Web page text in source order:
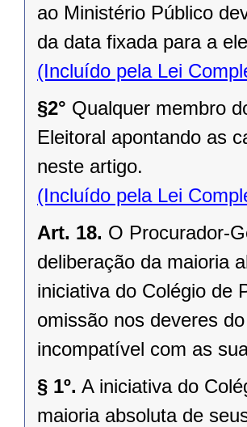
ao Ministério Público
da data fixada para a
(Incluído pela Lei
§2° Qualquer membro
Eleitoral apontando as
neste artigo.
(Incluído pela Lei
Art. 18. O Procurador-
deliberação da maioria
iniciativa do Colégio de
omissão nos deveres
incompatível com as
§ 1º. A iniciativa do
maioria absoluta de